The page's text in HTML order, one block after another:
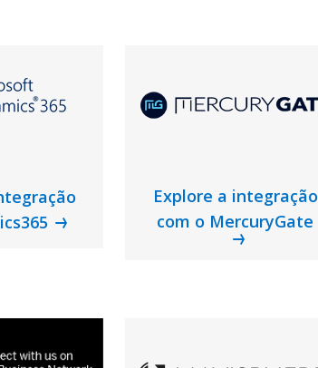
Explore a integração
com o MercuryGate